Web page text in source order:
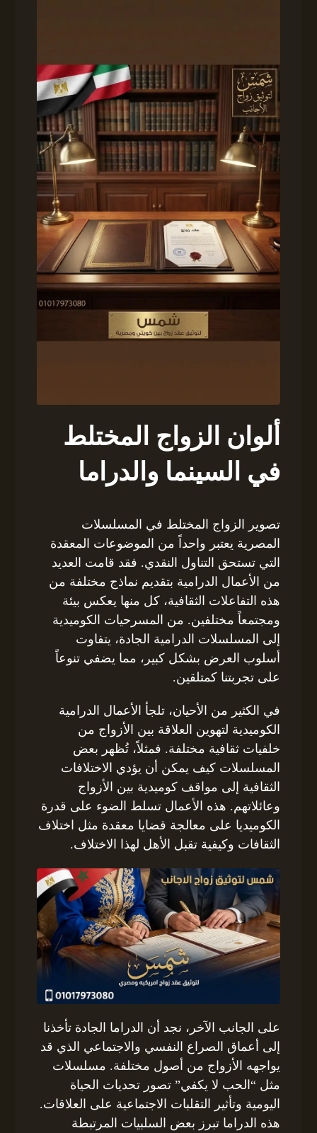
ألوان الزواج المختلط
في السينما والدراما
تصوير الزواج المختلط في المسلسلات
المصرية يعتبر واحداً من الموضوعات المعقدة
التي تستحق التناول النقدي. فقد قامت العديد
من الأعمال الدرامية بتقديم نماذج مختلفة من
هذه التفاعلات الثقافية، كل منها يعكس بيئة
ومجتمعاً مختلفين. من المسرحيات الكوميدية
إلى المسلسلات الدرامية الجادة، يتفاوت
أسلوب العرض بشكل كبير، مما يضفي تنوعاً
على تجربتنا كمتلقين.
في الكثير من الأحيان، تلجأ الأعمال الدرامية
الكوميدية لتهوين العلاقة بين الأزواج من
خلفيات ثقافية مختلفة. فمثلاً، تُظهر بعض
المسلسلات كيف يمكن أن يؤدي الاختلافات
الثقافية إلى مواقف كوميدية بين الأزواج
وعائلاتهم. هذه الأعمال تسلط الضوء على قدرة
الكوميديا على معالجة قضايا معقدة مثل اختلاف
الثقافات وكيفية تقبل الأهل لهذا الاختلاف.
على الجانب الآخر، نجد أن الدراما الجادة تأخذنا
إلى أعماق الصراع النفسي والاجتماعي الذي قد
يواجهه الأزواج من أصول مختلفة. مسلسلات
مثل “الحب لا يكفي” تصور تحديات الحياة
اليومية وتأثير التقلبات الاجتماعية على العلاقات.
هذه الدراما تبرز بعض السلبيات المرتبطة